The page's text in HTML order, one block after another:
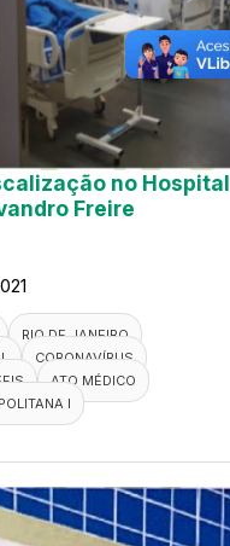
no Hospital
Freire
RIO DE JANEIRO
CORONAVÍRUS
ATO MÉDICO
I